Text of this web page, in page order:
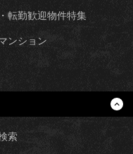
転勤歓迎物件特集
ンション
索